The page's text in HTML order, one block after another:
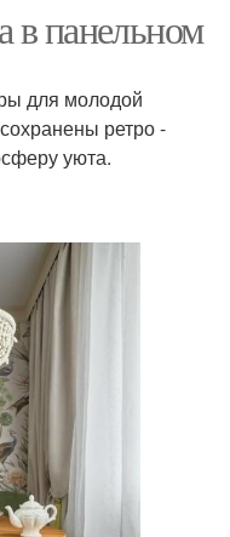
в панельном
для молодой
ретро -
уюта.